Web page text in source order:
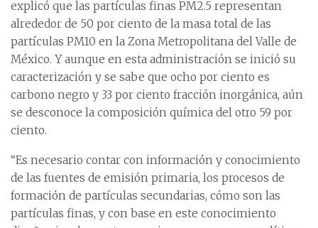
explicó que las partículas finas PM2.5 representan
alrededor de 50 por ciento de la masa total de las
partículas PM10 en la Zona Metropolitana del Valle de
México. Y aunque en esta administración se inició su
caracterización y se sabe que ocho por ciento es
carbono negro y 33 por ciento fracción inorgánica, aún
se desconoce la composición química del otro 59 por
ciento.
“Es necesario contar con información y conocimiento
de las fuentes de emisión primaria, los procesos de
formación de partículas secundarias, cómo son las
partículas finas, y con base en este conocimiento